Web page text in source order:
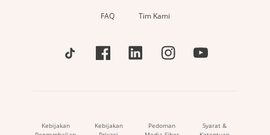
FAQ Tim Kami
Kebijakan
Kebijakan
Pedoman
Syarat &